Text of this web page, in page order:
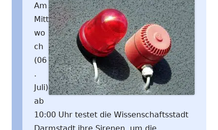
Am
Mitt
wo
ch
(06
.
Juli)
ab
10:00 Uhr testet die Wissenschaftsstadt